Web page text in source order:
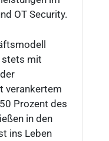
OT Security.
stets mit
verankertem
Prozent des
in den
ins Leben